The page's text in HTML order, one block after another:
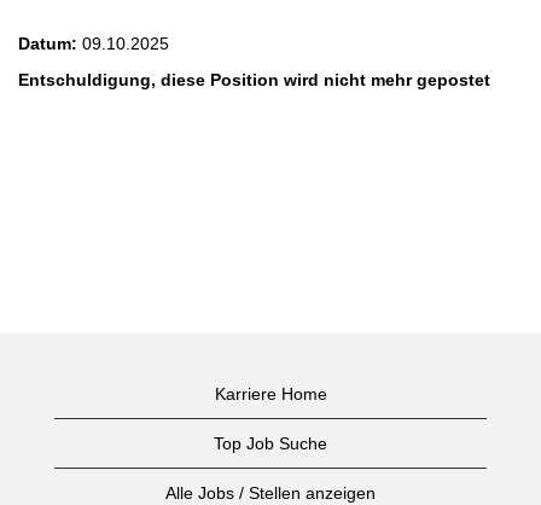
Datum: 09.10.2025
Entschuldigung, diese Position wird nicht mehr gepostet
Karriere Home
Top Job Suche
Alle Jobs / Stellen anzeigen